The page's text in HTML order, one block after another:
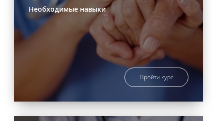
Необходимые навыки
Пройти курс